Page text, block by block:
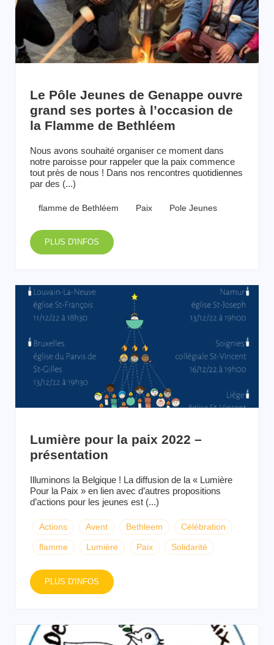
Le Pôle Jeunes de Genappe ouvre
grand ses portes à l’occasion de
la Flamme de Bethléem
Nous avons souhaité organiser ce moment dans
notre paroisse pour rappeler que la paix commence
tout près de nous ! Dans nos rencontres quotidiennes
par des (...)
flamme de Bethléem Paix Pole Jeunes
PLUS D'INFOS
Lumière pour la paix 2022 –
présentation
Illuminons la Belgique ! La diffusion de la « Lumière
Pour la Paix » en lien avec d’autres propositions
d’actions pour les jeunes est (...)
Actions Avent Bethleem Célébration
flamme Lumière Paix Solidarité
PLUS D'INFOS